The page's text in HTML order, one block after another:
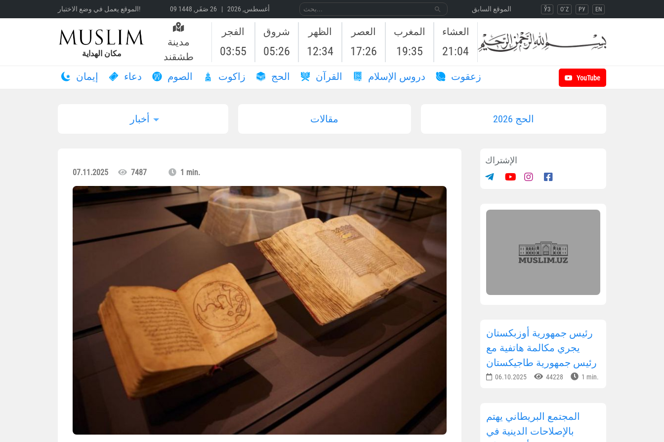
الموقع يعمل في وضع الاختبار! 09 أغسطس, 2026 | 26 صَفَر, 1448 الموقع السابق ЎЗ O`Z РУ EN
مكان الهداية
مدينة
طشقند
الفجر
03:55
شروق
05:26
الظهر
12:34
العصر
17:26
المغرب
19:35
العشاء
21:04
إيمان دعاء الصوم زاكوت الحج القرآن دروس الإسلام زعقوت YouTube
أخبار مقالات الحج 2026
07.11.2025 7487 1 min.
الإشتراك
رئيس جمهورية أوزبكستان
يجري مكالمة هاتفية مع
رئيس جمهورية طاجيكستان
06.10.2025 44228 1 min.
المجتمع البريطاني يهتم
بالإصلاحات الدينية في